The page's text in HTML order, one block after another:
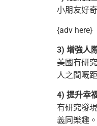
小朋友好
{adv here}
3) 增強人
美國有研
人之間嘅
4) 提升幸
有研究發
義同樂趣。